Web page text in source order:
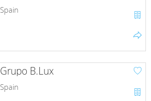
Spain
Grupo B.Lux
Spain